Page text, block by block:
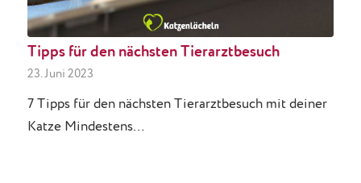
Tipps für den nächsten Tierarztbesuch
23. Juni 2023
7 Tipps für den nächsten Tierarztbesuch mit deiner
Katze Mindestens…